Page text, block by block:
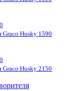
Graco Husky 1590
Graco Husky 2150